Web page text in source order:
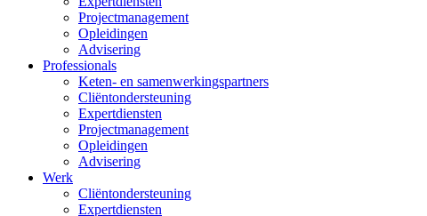
Projectmanagement
Opleidingen
Advisering
Professionals
Keten- en samenwerkingspartners
Cliëntondersteuning
Expertdiensten
Projectmanagement
Opleidingen
Advisering
Werk
Cliëntondersteuning
Expertdiensten